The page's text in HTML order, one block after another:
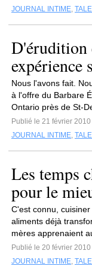
JOURNAL INTIME,
D'érudition
expérience
Nous l'avons fait.
à l'offre du Barbare
Ontario près de St-
Publié le 21 février 2010
JOURNAL INTIME,
Les temps
pour le
C'est connu,
aliments déjà
mères apprenaient
Publié le 20 février 2010
JOURNAL INTIME,